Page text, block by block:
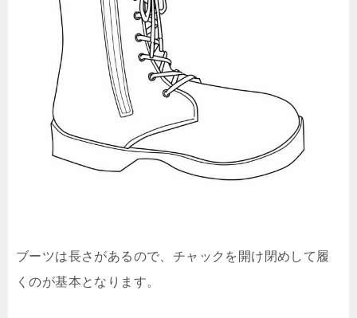
ブーツは長さがあるので、チャックを開け閉めして履
くのが基本となります。